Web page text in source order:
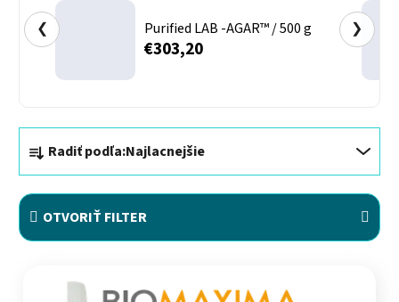
Purified LAB -AGAR™ / 500 g
€303,20
❮ ❯
Radiť podľa:Najlacnejšie
OTVORIŤ FILTER